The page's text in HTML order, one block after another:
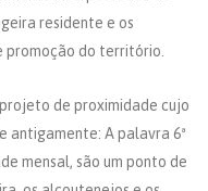
residente e os
promoção do território.
projeto de proximidade cujo
antigamente: A palavra 6ª
mensal, são um ponto de